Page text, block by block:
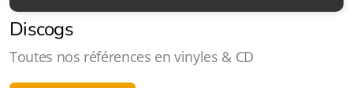
Discogs
Toutes nos références en vinyles & CD